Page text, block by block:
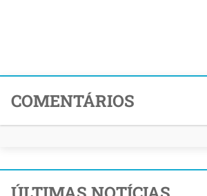
COMENTÁRIOS